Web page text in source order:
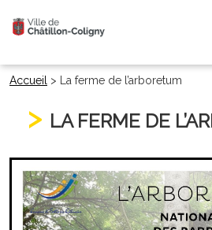
Accueil > La ferme de l’arboretum
LA FERME DE